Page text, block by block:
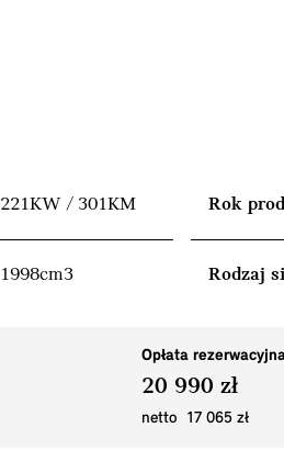
221KW / 301KM
1998cm3
Rok
Rodzaj
Opłata
20 990 zł
netto 17 065 zł